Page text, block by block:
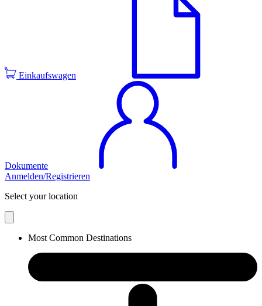
Einkaufswagen
Dokumente
Anmelden/Registrieren
Select your location
Most Common Destinations